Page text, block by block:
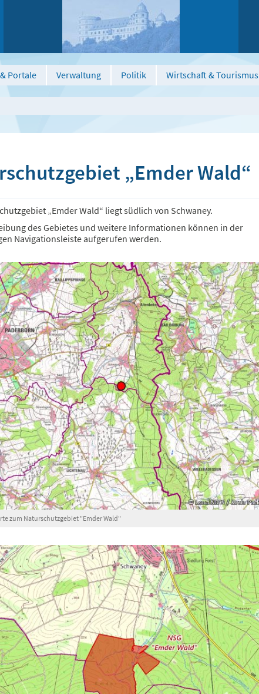
Portale Verwaltung Politik Wirtschaft & Tourismus
„Emder Wald“
„Emder Wald“ liegt südlich von Schwaney.
des Gebietes und weitere Informationen können in der
Navigationsleiste aufgerufen werden.
zum Naturschutzgebiet "Emder Wald"